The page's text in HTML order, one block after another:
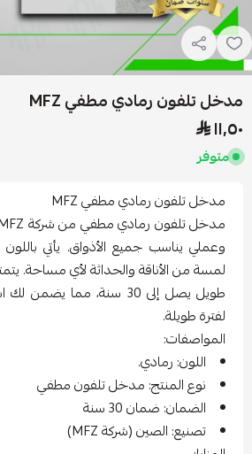
مدخل تلفون رمادي مطفي MFZ
١١٫٥٠
متوفر
مدخل تلفون رمادي مطفي MFZ
وعملي يناسب جميع الأذواق. يأتي
لمسة من الأناقة والحداثة لأي مساحة.
طويل يصل إلى 30 سنة، مما
لفترة طويلة.
المواصفات:
اللون: رمادي.
نوع المنتج: مدخل تلفون مطفي
الضمان: ضمان 30 سنة
تصنيع: الصين (شركة MFZ)